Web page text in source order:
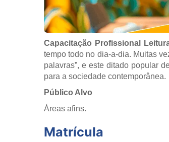
Capacitação Profissional
tempo todo no dia-a-dia. Muitas
palavras”, e este ditado popular
para a sociedade contemporânea.
Público Alvo
Áreas afins.
Matrícula